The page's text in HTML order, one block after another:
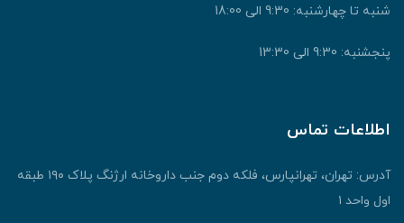
تا چهارشنبه: 9:30 الی 18:00
9:30 الی 13:30
تماس
آدرس: تهران، تهرانپارس، فلکه دوم جنب داروخانه ارژنگ پلاک ۱۹۰ طبقه
واحد ۱